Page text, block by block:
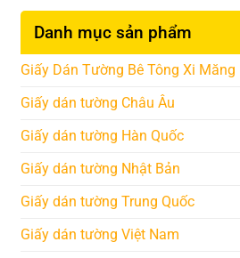
Danh mục sản phẩm
Giấy Dán Tường Bê Tông Xi Măng
Giấy dán tường Châu Âu
Giấy dán tường Hàn Quốc
Giấy dán tường Nhật Bản
Giấy dán tường Trung Quốc
Giấy dán tường Việt Nam